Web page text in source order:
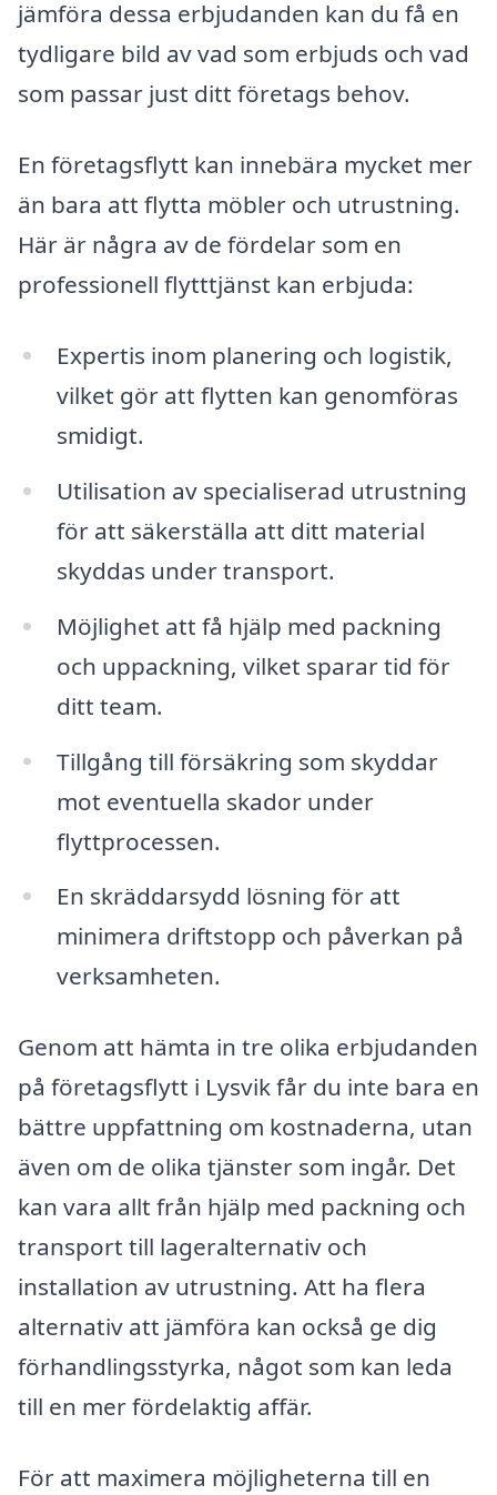
jämföra dessa erbjudanden kan du få en
tydligare bild av vad som erbjuds och vad
som passar just ditt företags behov.
En företagsflytt kan innebära mycket mer
än bara att flytta möbler och utrustning.
Här är några av de fördelar som en
professionell flytttjänst kan erbjuda:
Expertis inom planering och logistik,
vilket gör att flytten kan genomföras
smidigt.
Utilisation av specialiserad utrustning
för att säkerställa att ditt material
skyddas under transport.
Möjlighet att få hjälp med packning
och uppackning, vilket sparar tid för
ditt team.
Tillgång till försäkring som skyddar
mot eventuella skador under
flyttprocessen.
En skräddarsydd lösning för att
minimera driftstopp och påverkan på
verksamheten.
Genom att hämta in tre olika erbjudanden
på företagsflytt i Lysvik får du inte bara en
bättre uppfattning om kostnaderna, utan
även om de olika tjänster som ingår. Det
kan vara allt från hjälp med packning och
transport till lageralternativ och
installation av utrustning. Att ha flera
alternativ att jämföra kan också ge dig
förhandlingsstyrka, något som kan leda
till en mer fördelaktig affär.
För att maximera möjligheterna till en